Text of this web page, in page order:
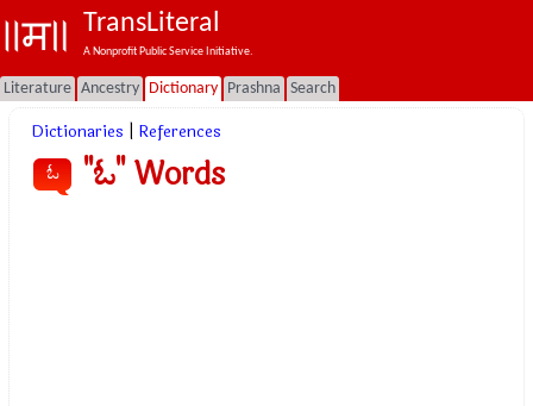
TransLiteral
A Nonprofit Public Service Initiative.
Literature Ancestry Dictionary Prashna Search
Dictionaries References
ಓ "ಓ" Words